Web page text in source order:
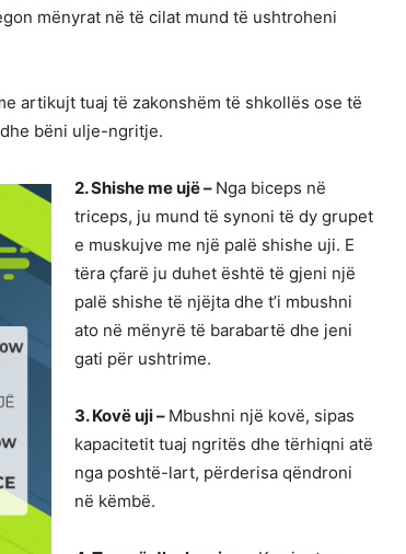
mënyrat në të cilat mund të ushtroheni
artikujt tuaj të zakonshëm të shkollës ose të
bëni ulje-ngritje.
2. Shishe me ujë – Nga biceps në
triceps, ju mund të synoni të dy grupet
e muskujve me një palë shishe uji. E
tëra çfarë ju duhet është të gjeni një
palë shishe të njëjta dhe t’i mbushni
ato në mënyrë të barabartë dhe jeni
gati për ushtrime.
3. Kovë uji – Mbushni një kovë, sipas
kapacitetit tuaj ngritës dhe tërhiqni atë
nga poshtë-lart, përderisa qëndroni
në këmbë.